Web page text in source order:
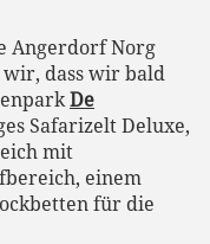
Angerdorf Norg
dass wir bald
De
Safarizelt Deluxe,
mit
einem
für die